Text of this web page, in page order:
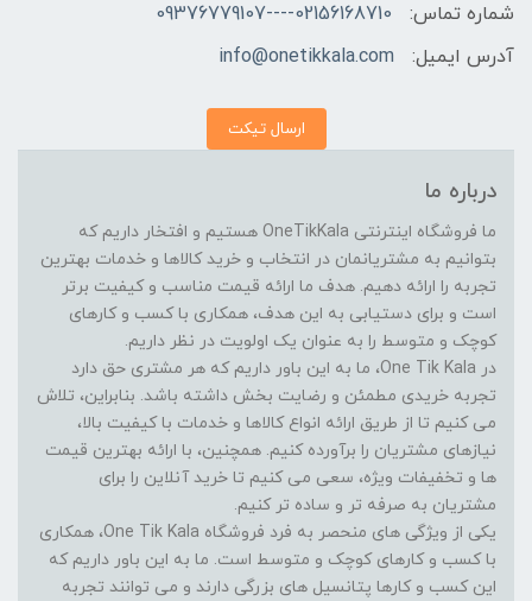
شماره تماس:
02156168710----09376779107
آدرس ایمیل:
info@onetikkala.com
ارسال تیکت
درباره ما
ما فروشگاه اینترنتی OneTikKala هستیم و افتخار داریم که
بتوانیم به مشتریانمان در انتخاب و خرید کالاها و خدمات بهترین
تجربه را ارائه دهیم. هدف ما ارائه قیمت مناسب و کیفیت برتر
است و برای دستیابی به این هدف، همکاری با کسب و کارهای
کوچک و متوسط را به عنوان یک اولویت در نظر داریم.
در One Tik Kala، ما به این باور داریم که هر مشتری حق دارد
تجربه خریدی مطمئن و رضایت بخش داشته باشد. بنابراین، تلاش
می کنیم تا از طریق ارائه انواع کالاها و خدمات با کیفیت بالا،
نیازهای مشتریان را برآورده کنیم. همچنین، با ارائه بهترین قیمت
ها و تخفیفات ویژه، سعی می کنیم تا خرید آنلاین را برای
مشتریان به صرفه تر و ساده تر کنیم.
یکی از ویژگی های منحصر به فرد فروشگاه One Tik Kala، همکاری
با کسب و کارهای کوچک و متوسط است. ما به این باور داریم که
این کسب و کارها پتانسیل های بزرگی دارند و می توانند تجربه